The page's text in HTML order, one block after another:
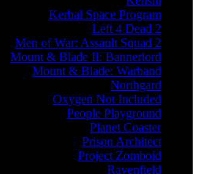
Kerbal Space Program
Left 4 Dead 2
Men of War: Assault Squad 2
Mount & Blade II: Bannerlord
Mount & Blade: Warband
Northgard
Oxygen Not Included
People Playground
Planet Coaster
Prison Architect
Project Zomboid
Ravenfield